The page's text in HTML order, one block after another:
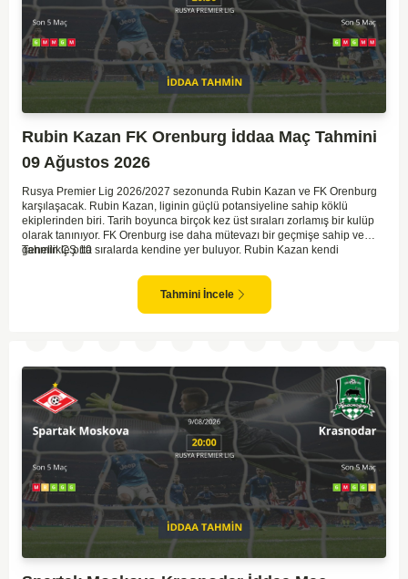
Rubin Kazan FK Orenburg İddaa Maç Tahmini
09 Ağustos 2026
Rusya Premier Lig 2026/2027 sezonunda Rubin Kazan ve FK Orenburg
karşılaşacak. Rubin Kazan, liginin güçlü potansiyeline sahip köklü
ekiplerinden biri. Tarih boyunca birçok kez üst sıraları zorlamış bir kulüp
olarak tanınıyor. FK Orenburg ise daha mütevazı bir geçmişe sahip ve
genellikle orta sıralarda kendine yer buluyor. Rubin Kazan kendi
gösteriyor. Toparlayacak olursak bu maçta ev sahibi ekibin bir adım önde
Tahmin ÇŞ 10
Tahmini İncele